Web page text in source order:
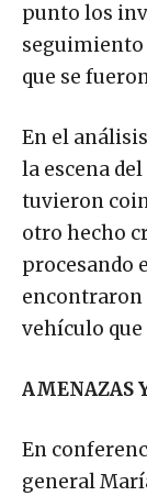
punto los
seguimiento
que se
En el
la escena
tuvieron
otro hecho
procesando
encontraron
vehículo
AMENAZAS
En
general